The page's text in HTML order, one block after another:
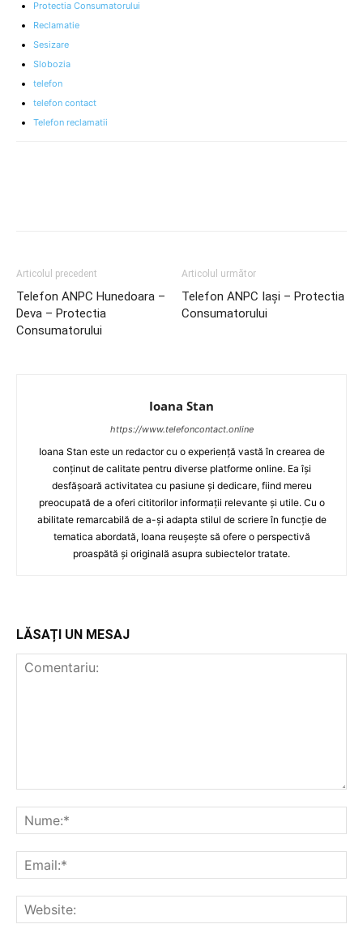
Protectia Consumatorului
Reclamatie
Sesizare
Slobozia
telefon
telefon contact
Telefon reclamatii
Articolul precedent
Telefon ANPC Hunedoara –
Deva – Protectia
Consumatorului
Articolul următor
Telefon ANPC Iași – Protectia
Consumatorului
Ioana Stan
https://www.telefoncontact.online
Ioana Stan este un redactor cu o experiență vastă în crearea de
conținut de calitate pentru diverse platforme online. Ea își
desfășoară activitatea cu pasiune și dedicare, fiind mereu
preocupată de a oferi cititorilor informații relevante și utile. Cu o
abilitate remarcabilă de a-și adapta stilul de scriere în funcție de
tematica abordată, Ioana reușește să ofere o perspectivă
proaspătă și originală asupra subiectelor tratate.
LĂSAȚI UN MESAJ